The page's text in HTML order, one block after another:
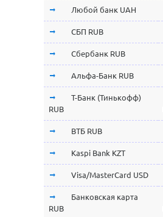
Любой банк UAH
СБП RUB
Сбербанк RUB
Альфа-Банк RUB
Т-Банк (Тинькофф)
RUB
ВТБ RUB
Kaspi Bank KZT
Visa/MasterCard USD
Банковская карта
RUB